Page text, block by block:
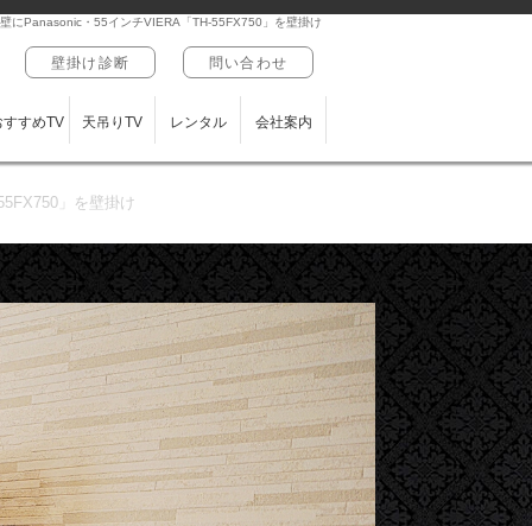
にPanasonic・55インチVIERA「TH-55FX750」を壁掛け
壁掛け診断 問い合わせ
すすめTV 天吊りTV レンタル 会社案内
」を壁掛け